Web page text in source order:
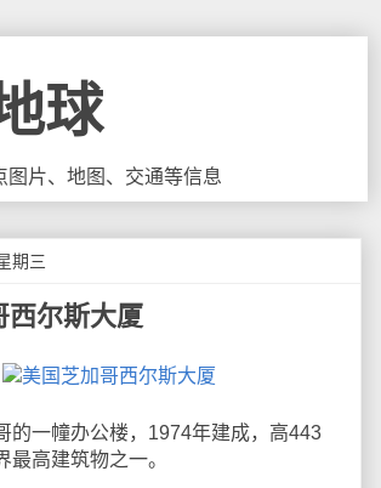
球
图片、地图、交通等信息
期三
西尔斯大厦
一幢办公楼，1974年建成，高443
最高建筑物之一。